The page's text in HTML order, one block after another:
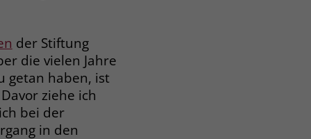
der Stiftung
die vielen Jahre
getan haben, ist
ziehe ich
bei der
in den